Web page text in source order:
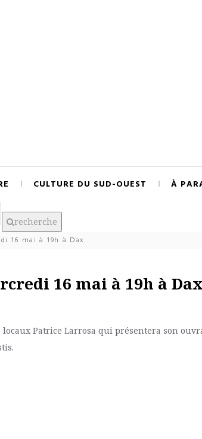
CULTURE DU SUD-OUEST À
recherche
16 mai à 19h à Dax
16 mai à 19h à Dax
Patrice Larrosa qui présentera son